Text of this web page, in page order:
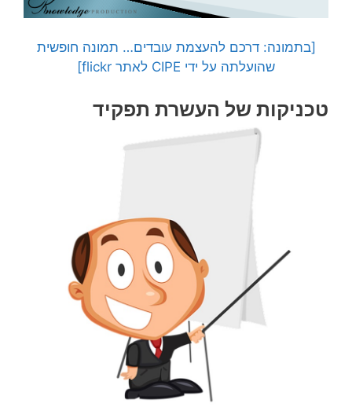
[בתמונה: דרכם להעצמת עובדים… תמונה חופשית
שהועלתה על ידי CIPE לאתר flickr]
טכניקות של העשרת תפקיד